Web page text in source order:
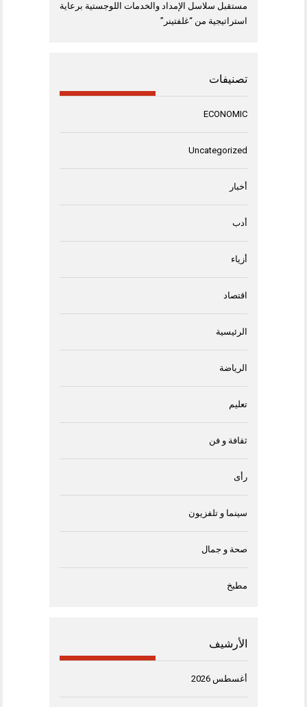
مستقبل سلاسل الإمداد والخدمات اللوجستية برعاية
استراتيجية من “غلفتينر”
تصنيفات
ECONOMIC
Uncategorized
أخبار
أدب
أزياء
اقتصاد
الرئيسية
الرياضة
تعليم
ثقافة و فن
رأى
سينما و تلفزيون
صحة و جمال
مطبخ
الأرشيف
أغسطس 2026